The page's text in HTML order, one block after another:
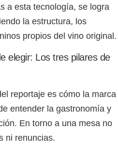
a esta tecnología, se logra
la estructura, los
propios del vino original.
elegir: Los tres pilares de
reportaje es cómo la marca
entender la gastronomía y
En torno a una mesa no
ni renuncias.